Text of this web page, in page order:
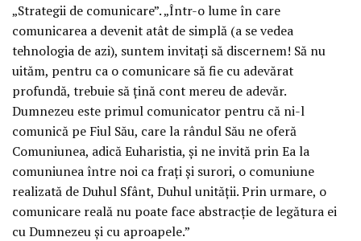
„Strategii de comunicare”. „Într-o lume în care
comunicarea a devenit atât de simplă (a se vedea
tehnologia de azi), suntem invitați să discernem! Să nu
uităm, pentru ca o comunicare să fie cu adevărat
profundă, trebuie să țină cont mereu de adevăr.
Dumnezeu este primul comunicator pentru că ni-l
comunică pe Fiul Său, care la rândul Său ne oferă
Comuniunea, adică Euharistia, și ne invită prin Ea la
comuniunea între noi ca frați și surori, o comuniune
realizată de Duhul Sfânt, Duhul unității. Prin urmare, o
comunicare reală nu poate face abstracție de legătura ei
cu Dumnezeu și cu aproapele.”